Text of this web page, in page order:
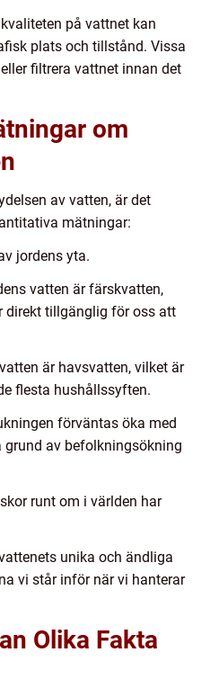
på vattnet kan
plats och tillstånd. Vissa
filtrera vattnet innan det
om
av vatten, är det
mätningar:
jordens yta.
vatten är färskvatten,
direkt tillgänglig för oss att
är havsvatten, vilket är
flesta hushållssyften.
förväntas öka med
av befolkningsökning
runt om i världen har
unika och ändliga
vi står inför när vi hanterar
Olika Fakta